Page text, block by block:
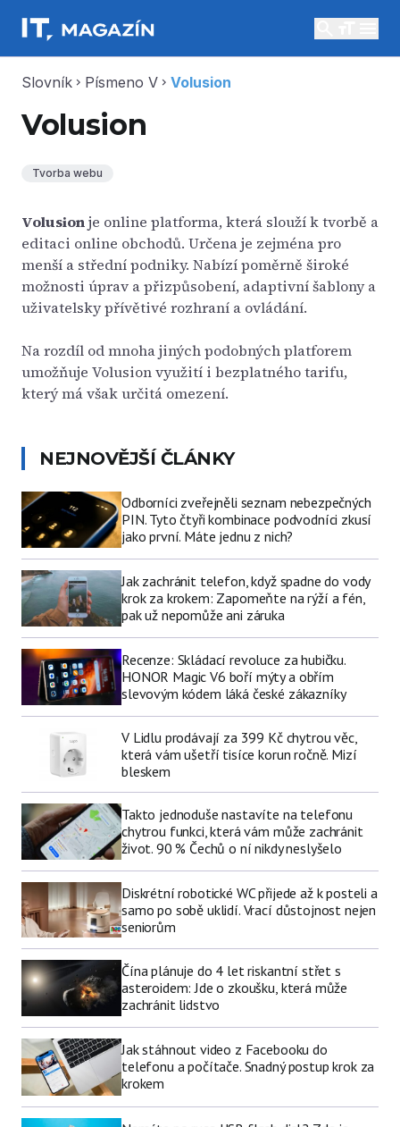
Slovník chevron_right Písmeno V chevron_right Volusion
Volusion
Tvorba webu
Volusionje online platforma, která slouží k tvorbě a
editaci online obchodů. Určena je zejména pro
menší a střední podniky. Nabízí poměrně široké
možnosti úprav a přizpůsobení, adaptivní šablony a
uživatelsky přívětivé rozhraní a ovládání.
Na rozdíl od mnoha jiných podobných platforem
umožňuje Volusion využití i bezplatného tarifu,
který má však určitá omezení.
NEJNOVĚJŠÍ ČLÁNKY
Odborníci zveřejněli seznam nebezpečných
PIN. Tyto čtyři kombinace podvodníci zkusí
jako první. Máte jednu z nich?
Jak zachránit telefon, když spadne do vody
krok za krokem: Zapomeňte na rýží a fén,
pak už nepomůže ani záruka
Recenze: Skládací revoluce za hubičku.
HONOR Magic V6 boří mýty a obřím
slevovým kódem láká české zákazníky
V Lidlu prodávají za 399 Kč chytrou věc,
která vám ušetří tisíce korun ročně. Mizí
bleskem
Takto jednoduše nastavíte na telefonu
chytrou funkci, která vám může zachránit
život. 90 % Čechů o ní nikdy neslyšelo
Diskrétní robotické WC přijede až k posteli a
samo po sobě uklidí. Vrací důstojnost nejen
seniorům
Čína plánuje do 4 let riskantní střet s
asteroidem: Jde o zkoušku, která může
zachránit lidstvo
Jak stáhnout video z Facebooku do
telefonu a počítače. Snadný postup krok za
krokem